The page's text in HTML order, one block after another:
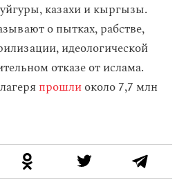
казахи и кыргызы.
о пытках, рабстве,
идеологической
отказе от ислама.
прошлиоколо 7,7 млн